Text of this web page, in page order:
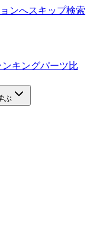
ンへスキップ検索
ンキングパーツ比
ぶ